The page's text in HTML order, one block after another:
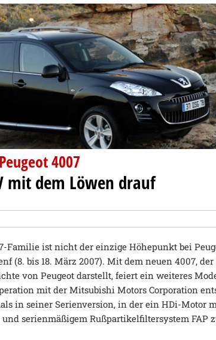
4007
mit dem Löwen drauf
Familie ist nicht der einzige Höhepunkt bei
(8. bis 18. März 2007). Mit dem neuen 4007, der
von Peugeot darstellt, feiert ein weiteres
mit der Mitsubishi Motors Corporation
in seiner Serienversion, in der ein HDi-Motor
und serienmäßigem Rußpartikelfiltersystem FAP